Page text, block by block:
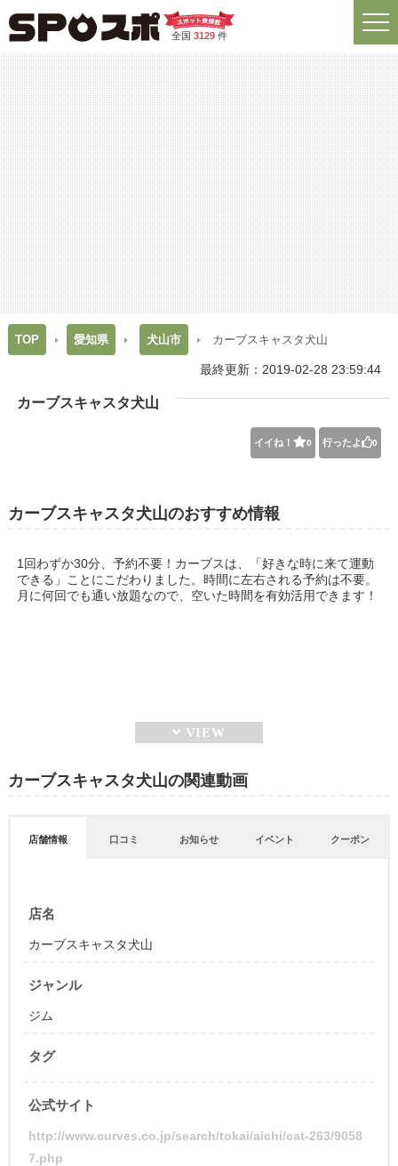
全国 3129件
TOP 愛知県 犬山市 カーブスキャスタ犬山
最終更新：2019-02-28 23:59:44
カーブスキャスタ犬山
イイね！ 0 行ったよ 0
カーブスキャスタ犬山のおすすめ情報
1回わずか30分、予約不要！カーブスは、「好きな時に来て運動
できる」ことにこだわりました。時間に左右される予約は不要。
月に何回でも通い放題なので、空いた時間を有効活用できます！
カーブスキャスタ犬山の関連動画
店舗情報 口コミ お知らせ イベント クーポン
店名
カーブスキャスタ犬山
ジャンル
ジム
タグ
公式サイト
http://www.curves.co.jp/search/tokai/aichi/cat-263/9058
7.php